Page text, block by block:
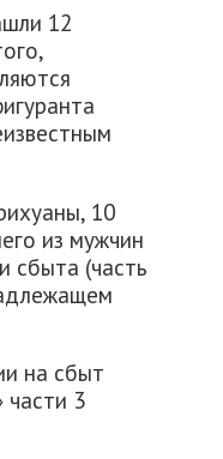
12
10
из мужчин
сбыта (часть
на сбыт
части 3